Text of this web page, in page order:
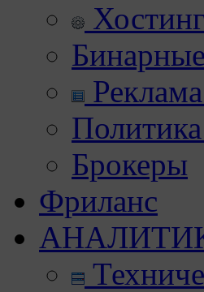
Хостинг
Брокеры
Фриланс